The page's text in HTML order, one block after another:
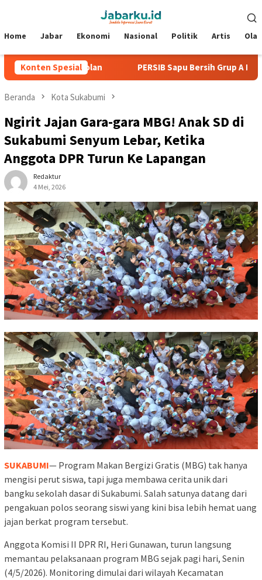
Mobile
Home Jabar Ekonomi Nasional Politik Artis
Konten Spesial
Kebobolan PERSIB Sapu Bersih Grup A Piala
Beranda Kota Sukabumi
Ngirit Jajan Gara-gara MBG! Anak SD di
Sukabumi Senyum Lebar, Ketika
Anggota DPR Turun Ke Lapangan
Redaktur
4 Mei, 2026
SUKABUMI— Program Makan Bergizi Gratis (MBG) tak hanya
mengisi perut siswa, tapi juga membawa cerita unik dari
bangku sekolah dasar di Sukabumi. Salah satunya datang dari
pengakuan polos seorang siswi yang kini bisa lebih hemat uang
jajan berkat program tersebut.
Anggota Komisi II DPR RI, Heri Gunawan, turun langsung
memantau pelaksanaan program MBG sejak pagi hari, Senin
(4/5/2026). Monitoring dimulai dari wilayah Kecamatan